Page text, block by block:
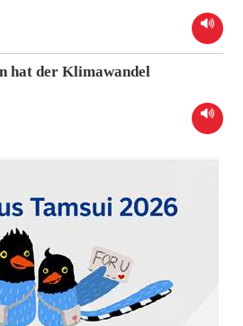
hat der Klimawandel